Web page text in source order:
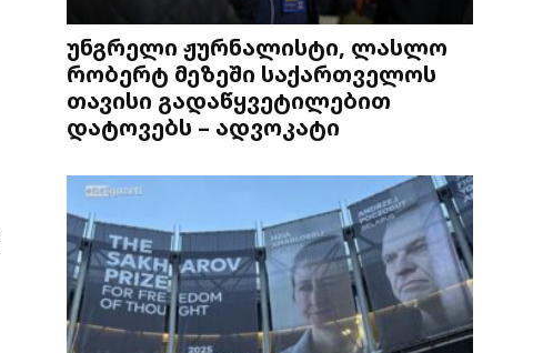
უნგრელი ჟურნალისტი, ლასლო
რობერტ მეზეში საქართველოს
თავისი გადაწყვეტილებით
დატოვებს – ადვოკატი